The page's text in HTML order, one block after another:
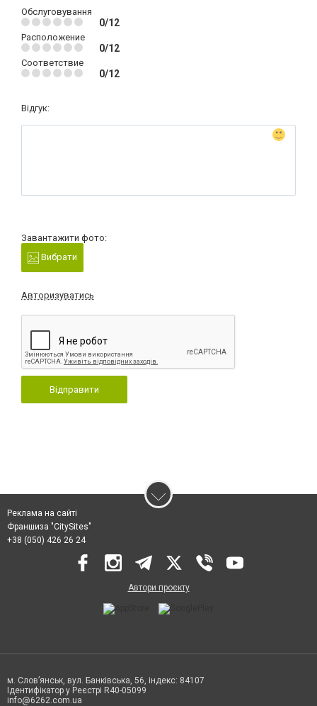
Обслуговування
0/12
Расположение
0/12
Соответствие
0/12
Відгук:
Завантажити фото:
Вибрати
Авторизуватись
Відправити
Реклама на сайті
Франшиза "CitySites"
+38 (050) 426 26 24
Автори проєкту
м. Слов’янськ, вул. Банківська, 56, індекс: 84107
Ідентифікатор у Реєстрі R40-05099
info@6262.com.ua